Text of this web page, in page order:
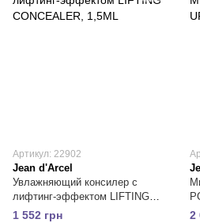
Артикул: 22902
Jean d'Arcel
Увлажняющий консилер с
лифтинг-эффектом LIFTING
CONCEALER
1 552 грн 2